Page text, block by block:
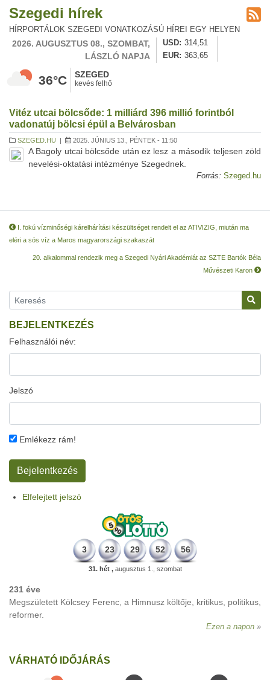
Szegedi hírek
HÍRPORTÁLOK SZEGEDI VONATKOZÁSÚ HÍREI EGY HELYEN
2026. AUGUSZTUS 08., SZOMBAT,
LÁSZLÓ NAPJA
USD
314,51
EUR
363,65
36°C SZEGED
kevés felhő
Vitéz utcai bölcsőde: 1 milliárd 396 millió forintból
vadonatúj bölcsi épül a Belvárosban
SZEGED.HU | 2025. JÚNIUS 13., PÉNTEK - 11:50
A Bagoly utcai bölcsőde után ez lesz a második teljesen zöld
nevelési-oktatási intézménye Szegednek.
Forrás: Szeged.hu
I. fokú vízminőségi kárelhárítási készültséget rendelt el az ATIVIZIG, miután ma
eléri a sós víz a Maros magyarországi szakaszát
20. alkalommal rendezik meg a Szegedi Nyári Akadémiát az SZTE Bartók Béla
Művészeti Karon
BEJELENTKEZÉS
Felhasználói név:
Jelszó
Emlékezz rám!
Elfelejtett jelszó
3 23 29 52 56
31. hét ,augusztus 1., szombat
231 éve
Megszületett Kölcsey Ferenc, a Himnusz költője, kritikus, politikus,
reformer.
Ezen a napon
VÁRHATÓ IDŐJÁRÁS